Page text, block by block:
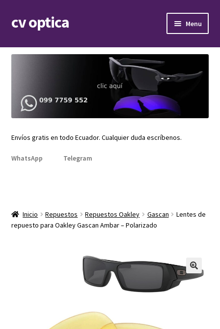
Skip
to
Skip
to
cv optica Menu
Armazones de lentes
child
menu
Expand
Repuestos
menu
Envíos gratis en todo Ecuador. Cualquier duda escríbenos.
WhatsApp Telegram
Inicio Repuestos Repuestos Oakley Gascan
Lentes de
repuesto para Oakley Gascan Ambar – Polarizado